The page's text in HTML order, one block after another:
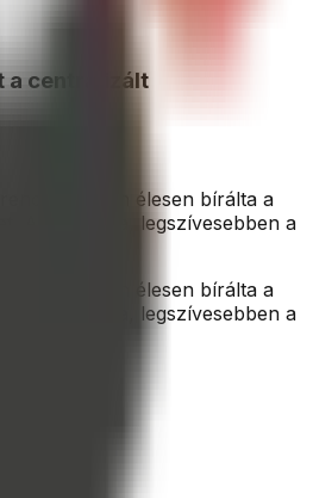
a centralizált
élesen bírálta a
Azt mondta, legszívesebben a
élesen bírálta a
Azt mondta, legszívesebben a